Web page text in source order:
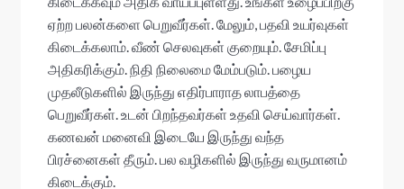
ஏற்ற பலன்களை பெறுவீர்கள். மேலும், பதவி உயர்வுகள்
கிடைக்கலாம். வீண் செலவுகள் குறையும். சேமிப்பு
அதிகரிக்கும். நிதி நிலைமை மேம்படும். பழைய
முதலீடுகளில் இருந்து எதிர்பாராத லாபத்தை
பெறுவீர்கள். உடன் பிறந்தவர்கள் உதவி செய்வார்கள்.
கணவன் மனைவி இடையே இருந்து வந்த
பிரச்னைகள் தீரும். பல வழிகளில் இருந்து வருமானம்
கிடைக்கும்.